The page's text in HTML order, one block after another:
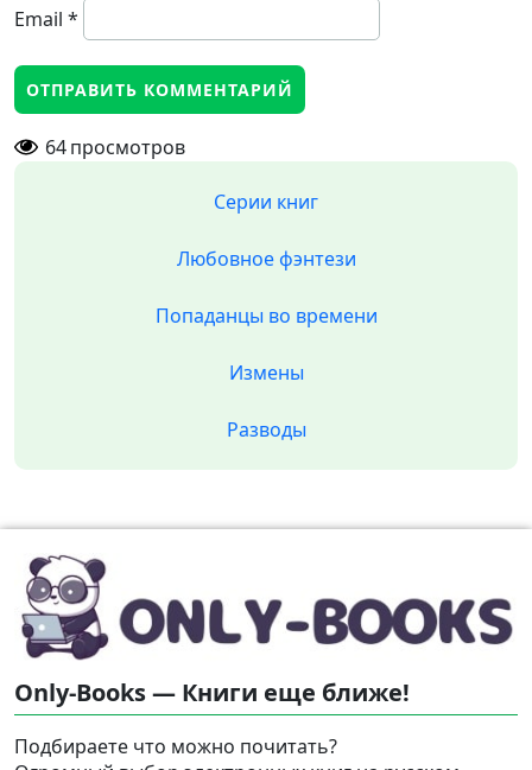
Email *
64просмотров
Серии книг
Любовное фэнтези
Попаданцы во времени
Измены
Разводы
Only-Books — Книги еще ближе!
Подбираете что можно почитать?